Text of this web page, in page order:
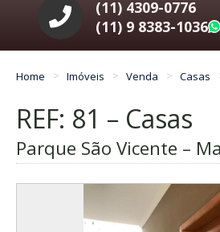
(11) 4309-0776
(11) 9 8383-1036
Home Imóveis Venda Casas
REF: 81 – Casas
Parque São Vicente –